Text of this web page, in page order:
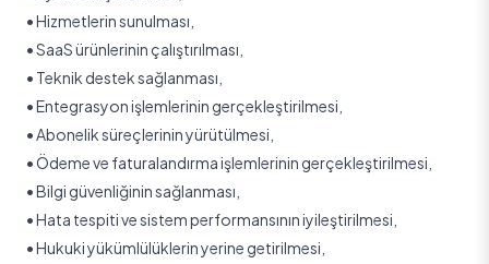
•Hizmetlerin sunulması,
•SaaS ürünlerinin çalıştırılması,
• Teknik destek sağlanması,
•Entegrasyon işlemlerinin gerçekleştirilmesi,
•Abonelik süreçlerinin yürütülmesi,
•Ödeme ve faturalandırma işlemlerinin gerçekleştirilmesi,
•Bilgi güvenliğinin sağlanması,
•Hata tespiti ve sistem performansının iyileştirilmesi,
•Hukuki yükümlülüklerin yerine getirilmesi,